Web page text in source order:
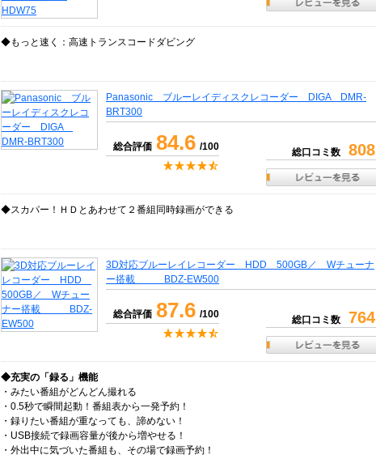
◆もっと速く：高速トランスコードダビング
Panasonic ブルーレイディスクレコーダー DIGA DMR-
BRT300
総合評価 84.6 /100 総口コミ数 808
◆スカパー！ＨＤとあわせて２番組同時録画ができる
3D対応ブルーレイレコーダー HDD 500GB／ Wチューナ
ー搭載 BDZ-EW500
総合評価 87.6 /100 総口コミ数 764
◆充実の「録る」機能
・みたい番組がどんどん撮れる
・0.5秒で瞬間起動！番組表から一発予約！
・録りたい番組が重なっても、諦めない！
・USB接続で録画容量が後から増やせる！
・外出中に気づいた番組も、その場で録画予約！